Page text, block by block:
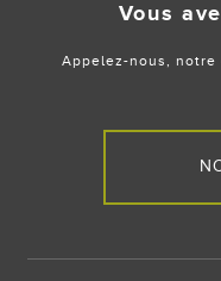
Vous
Appelez-nous,